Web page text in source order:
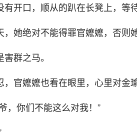
开口，顺从的趴在长凳上，等
她绝对不能得罪官嬷嬷，否则
群之马。
官嬷嬷也看在眼里，心里对金
，你们不能这么对我！”